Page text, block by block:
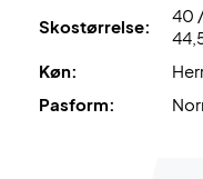
Tag banen med storm
Farve: Hvid med sorte
Skostørrelse:
40
Køn:
Pasform: